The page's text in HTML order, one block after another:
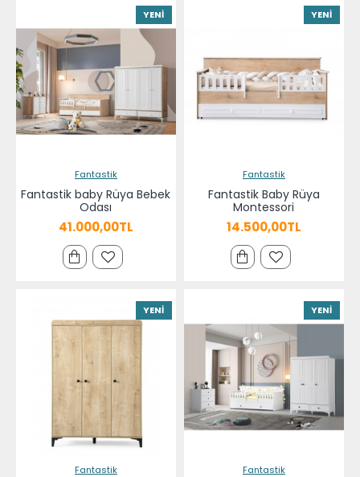
YENI
Fantastik
Fantastik baby Rüya Bebek
Odası
41.000,00TL
YENI
Fantastik
Fantastik Baby Rüya
Montessori
14.500,00TL
YENI
Fantastik
YENI
Fantastik